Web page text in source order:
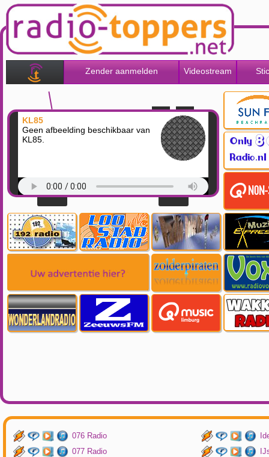
Zender aanmelden Videostream
KL85
Geen afbeelding beschikbaar van
KL85.
076 Radio
077 Radio